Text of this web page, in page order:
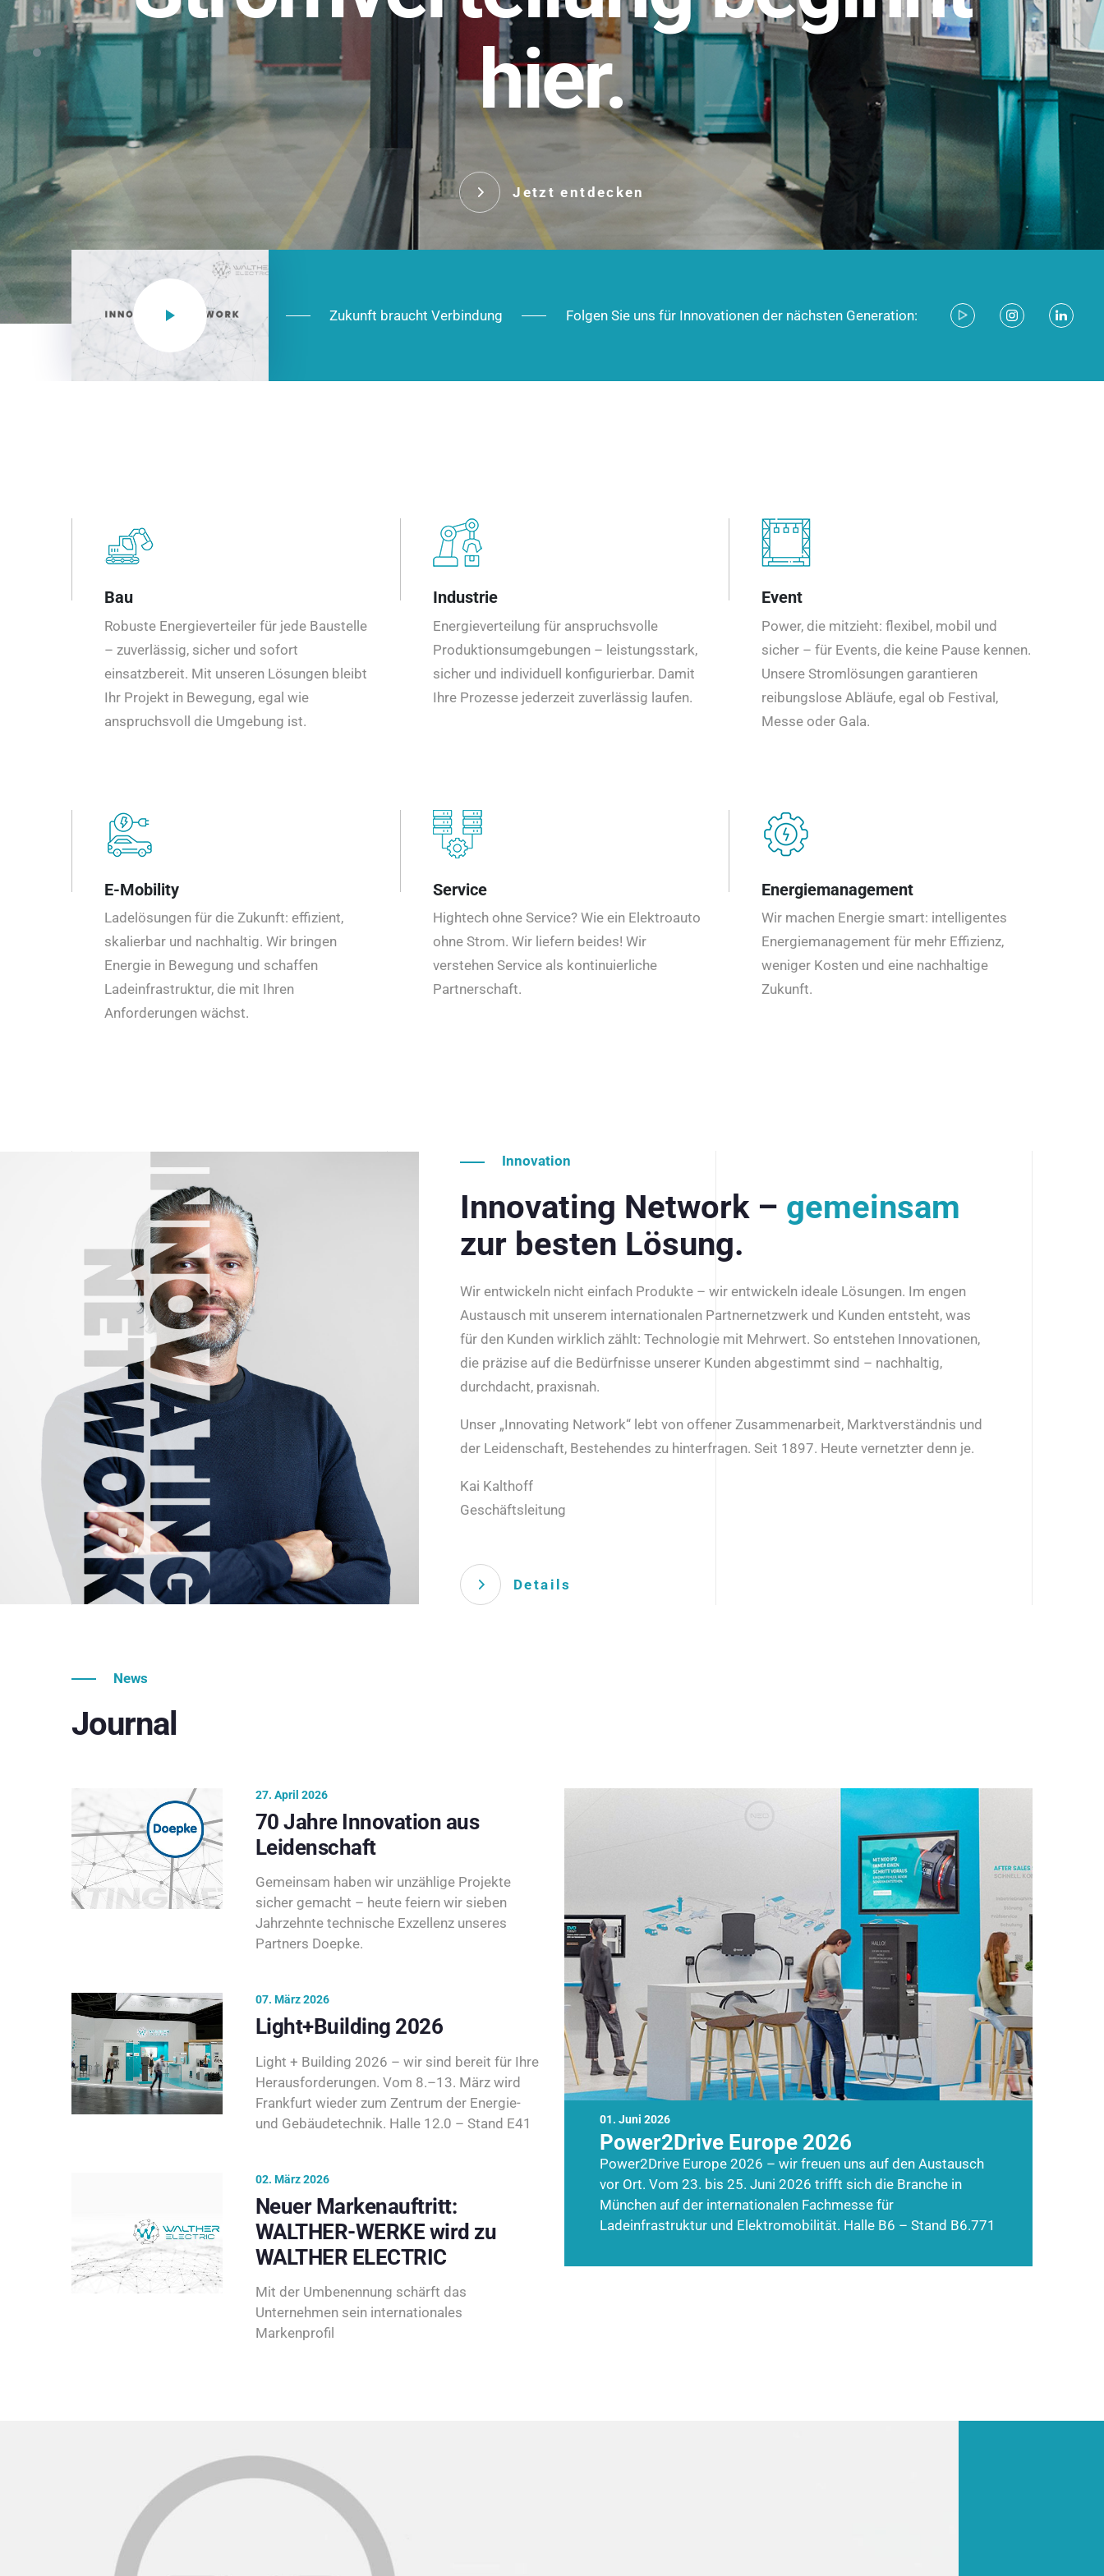
hier.
Jetzt entdecken
NEO CEE: Energieverteilung mit System. Robust im Alltag,
effizient in der Installation, zukunftsfähig im Ausbau.
Das innovative Stecksystem für industrielle Anwendungen –
robust, IP-geschützt und zukunftsfähig.
Jetzt entdecken
Zukunft braucht Verbindung Folgen Sie uns für Innovationen der nächsten Generation:
Bau
Robuste Energieverteiler für jede Baustelle
– zuverlässig, sicher und sofort
einsatzbereit. Mit unseren Lösungen bleibt
Ihr Projekt in Bewegung, egal wie
anspruchsvoll die Umgebung ist.
Industrie
Energieverteilung für anspruchsvolle
Produktionsumgebungen – leistungsstark,
sicher und individuell konfigurierbar. Damit
Ihre Prozesse jederzeit zuverlässig laufen.
Event
Power, die mitzieht: flexibel, mobil und
sicher – für Events, die keine Pause kennen.
Unsere Stromlösungen garantieren
reibungslose Abläufe, egal ob Festival,
Messe oder Gala.
E-Mobility
Ladelösungen für die Zukunft: effizient,
skalierbar und nachhaltig. Wir bringen
Energie in Bewegung und schaffen
Ladeinfrastruktur, die mit Ihren
Anforderungen wächst.
Service
Hightech ohne Service? Wie ein Elektroauto
ohne Strom. Wir liefern beides! Wir
verstehen Service als kontinuierliche
Partnerschaft.
Energiemanagement
Wir machen Energie smart: intelligentes
Energiemanagement für mehr Effizienz,
weniger Kosten und eine nachhaltige
Zukunft.
Innovation
Innovating Network – gemeinsam
zur besten Lösung.
Wir entwickeln nicht einfach Produkte – wir entwickeln ideale Lösungen. Im engen
Austausch mit unserem internationalen Partnernetzwerk und Kunden entsteht, was
für den Kunden wirklich zählt: Technologie mit Mehrwert. So entstehen Innovationen,
die präzise auf die Bedürfnisse unserer Kunden abgestimmt sind – nachhaltig,
durchdacht, praxisnah.
Unser „Innovating Network“ lebt von offener Zusammenarbeit, Marktverständnis und
der Leidenschaft, Bestehendes zu hinterfragen. Seit 1897. Heute vernetzter denn je.
Kai Kalthoff
Geschäftsleitung
Details
News
Journal
01. Juni 2026
Power2Drive Europe 2026
Power2Drive Europe 2026 – wir freuen uns auf den Austausch
vor Ort. Vom 23. bis 25. Juni 2026 trifft sich die Branche in
München auf der internationalen Fachmesse für
Ladeinfrastruktur und Elektromobilität. Halle B6 – Stand B6.771
27. April 2026
70 Jahre Innovation aus
Leidenschaft
Gemeinsam haben wir unzählige Projekte
sicher gemacht – heute feiern wir sieben
Jahrzehnte technische Exzellenz unseres
Partners Doepke.
07. März 2026
Light+Building 2026
Light + Building 2026 – wir sind bereit für Ihre
Herausforderungen. Vom 8.–13. März wird
Frankfurt wieder zum Zentrum der Energie-
und Gebäudetechnik. Halle 12.0 – Stand E41
02. März 2026
Neuer Markenauftritt:
WALTHER-WERKE wird zu
WALTHER ELECTRIC
Mit der Umbenennung schärft das
Unternehmen sein internationales
Markenprofil